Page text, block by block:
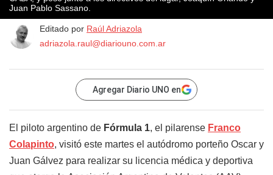
Juan Pablo Sassano.
Editado por Raúl Adriazola
adriazola.raul@diariouno.com.ar
Agregar Diario UNO en
El piloto argentino de Fórmula 1, el pilarense Franco
Colapinto, visitó este martes el autódromo porteño Oscar y
Juan Gálvez para realizar su licencia médica y deportiva